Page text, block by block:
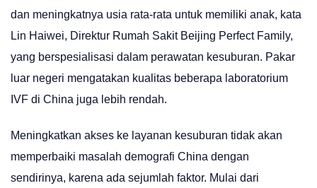
dan meningkatnya usia rata-rata untuk memiliki anak, kata
Lin Haiwei, Direktur Rumah Sakit Beijing Perfect Family,
yang berspesialisasi dalam perawatan kesuburan. Pakar
luar negeri mengatakan kualitas beberapa laboratorium
IVF di China juga lebih rendah.
Meningkatkan akses ke layanan kesuburan tidak akan
memperbaiki masalah demografi China dengan
sendirinya, karena ada sejumlah faktor. Mulai dari